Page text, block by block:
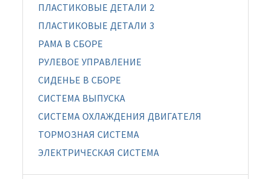
ПЛАСТИКОВЫЕ ДЕТАЛИ 2
ПЛАСТИКОВЫЕ ДЕТАЛИ 3
РАМА В СБОРЕ
РУЛЕВОЕ УПРАВЛЕНИЕ
СИДЕНЬЕ В СБОРЕ
СИСТЕМА ВЫПУСКА
СИСТЕМА ОХЛАЖДЕНИЯ ДВИГАТЕЛЯ
ТОРМОЗНАЯ СИСТЕМА
ЭЛЕКТРИЧЕСКАЯ СИСТЕМА